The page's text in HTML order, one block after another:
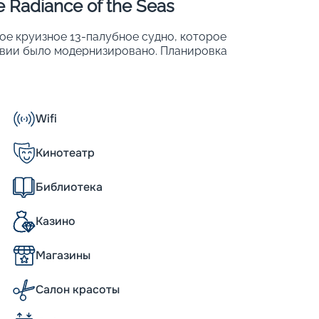
of the Seas
круизное 13-палубное судно, которое
было модернизировано. Планировка
более 90 тысяч тонн. Его
внушительные размеры и солидное
и другие характеристики, такие
до 2 500 человек.
или без него.
Wifi
Кинотеатр
Библиотека
Казино
Магазины
Салон красоты